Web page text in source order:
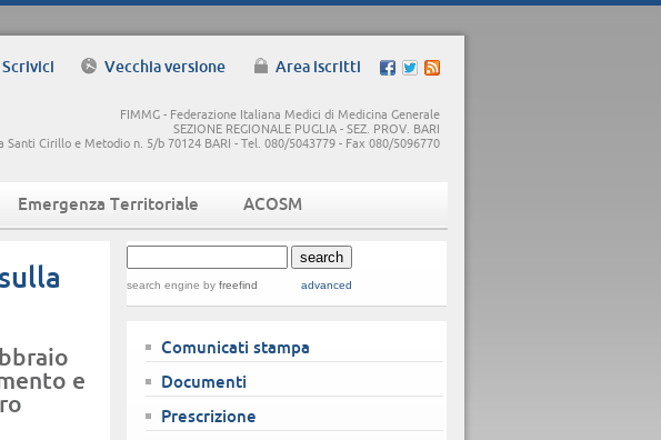
Scrivici Vecchia versione Area iscritti
Emergenza Territoriale ACOSM
FIMMG - Federazione Italiana Medici di Medicina Generale
SEZIONE REGIONALE PUGLIA - SEZ. PROV. BARI
Santi Cirillo e Metodio n. 5/b 70124 BARI - Tel. 080/5043779 - Fax 080/5096770
search engine by freefind advanced
Comunicati stampa
Documenti
Prescrizione
e